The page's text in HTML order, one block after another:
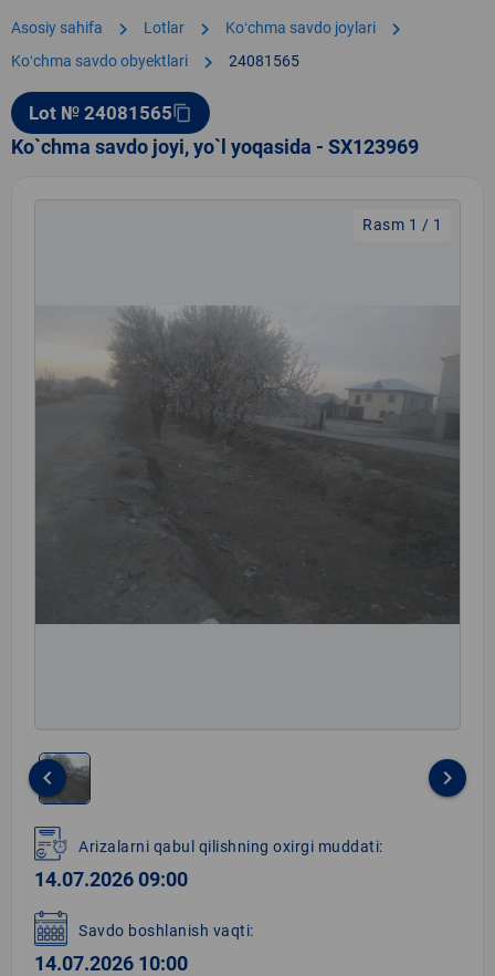
Asosiy sahifa chevron_right Lotlar chevron_right Koʻchma savdo joylari chevron_right
Koʻchma savdo obyektlari chevron_right 24081565
Lot № 24081565content_copy
Ko`chma savdo joyi, yo`l yoqasida - SX123969
Rasm 1 / 1
1
of
1
keyboard_arrow_left keyboard_arrow_right
Arizalarni qabul qilishning oxirgi muddati:
14.07.2026 09:00
Savdo boshlanish vaqti:
14.07.2026 10:00